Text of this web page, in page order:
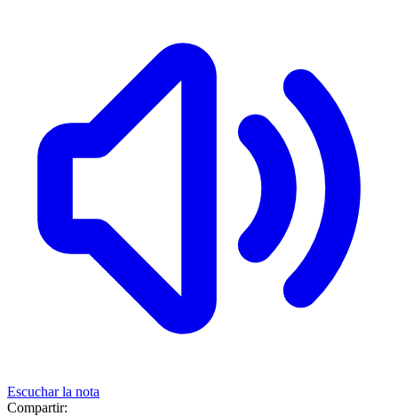
Escuchar la nota
Compartir: